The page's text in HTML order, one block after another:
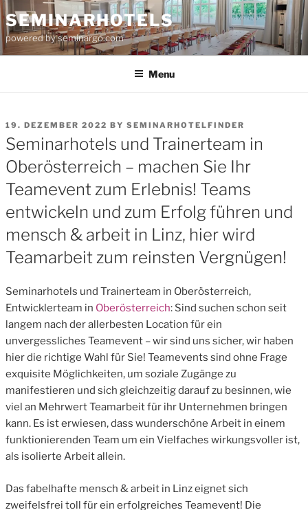
Skip
to
content
SEMINARHOTELS
powered by seminargo.com
Menu
POSTED
ON
19. DEZEMBER 2022 BY SEMINARHOTELFINDER
Seminarhotels und Trainerteam in
Oberösterreich – machen Sie Ihr
Teamevent zum Erlebnis! Teams
entwickeln und zum Erfolg führen und
mensch & arbeit in Linz, hier wird
Teamarbeit zum reinsten Vergnügen!
Seminarhotels und Trainerteam in Oberösterreich,
Entwicklerteam in Oberösterreich: Sind suchen schon seit
langem nach der allerbesten Location für ein
unvergessliches Teamevent – wir sind uns sicher, wir haben
hier die richtige Wahl für Sie! Teamevents sind ohne Frage
exquisite Möglichkeiten, um soziale Zugänge zu
manifestieren und sich gleichzeitig darauf zu besinnen, wie
viel an Mehrwert Teamarbeit für ihr Unternehmen bringen
kann. Es ist erwiesen, dass wunderschöne Arbeit in einem
funktionierenden Team um ein Vielfaches wirkungsvoller ist,
als isolierte Arbeit allein.
Das fabelhafte mensch & arbeit in Linz eignet sich
zweifelsfrei toll für ein erfolgreiches Teamevent! Die